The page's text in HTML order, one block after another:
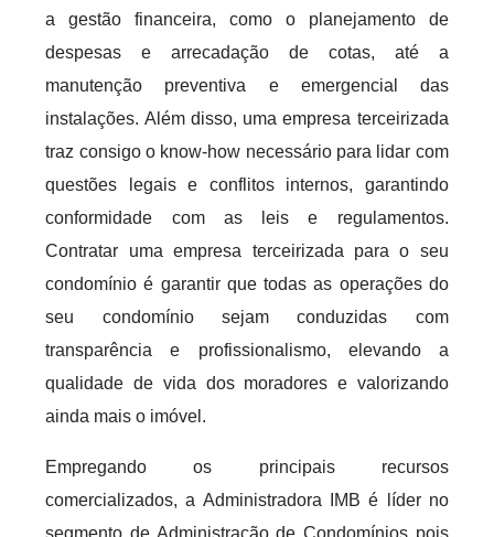
a gestão financeira, como o planejamento de
despesas e arrecadação de cotas, até a
manutenção preventiva e emergencial das
instalações. Além disso, uma empresa terceirizada
traz consigo o know-how necessário para lidar com
questões legais e conflitos internos, garantindo
conformidade com as leis e regulamentos.
Contratar uma empresa terceirizada para o seu
condomínio é garantir que todas as operações do
seu condomínio sejam conduzidas com
transparência e profissionalismo, elevando a
qualidade de vida dos moradores e valorizando
ainda mais o imóvel.
Empregando os principais recursos
comercializados, a Administradora IMB é líder no
segmento de Administração de Condomínios pois